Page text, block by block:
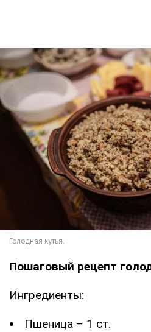
Пошаговый рецепт
Ингредиенты:
Пшеница – 1 ст.